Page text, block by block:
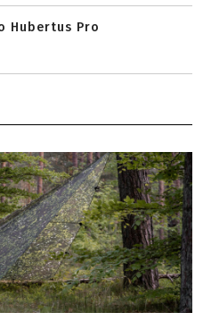
Hubertus Pro